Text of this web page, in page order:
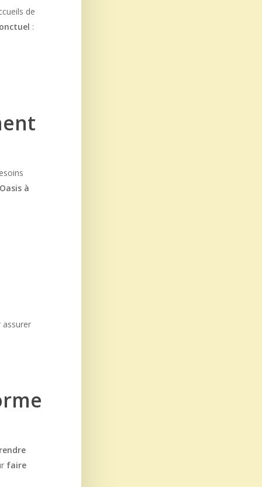
de
:
à
assurer
faire